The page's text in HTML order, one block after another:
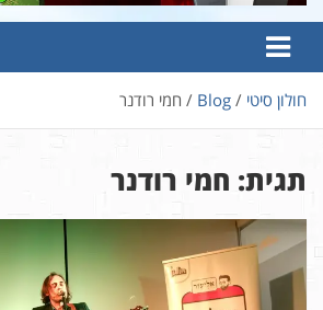
חולון סיטי Blog חמי רודנר
תגית: חמי רודנר